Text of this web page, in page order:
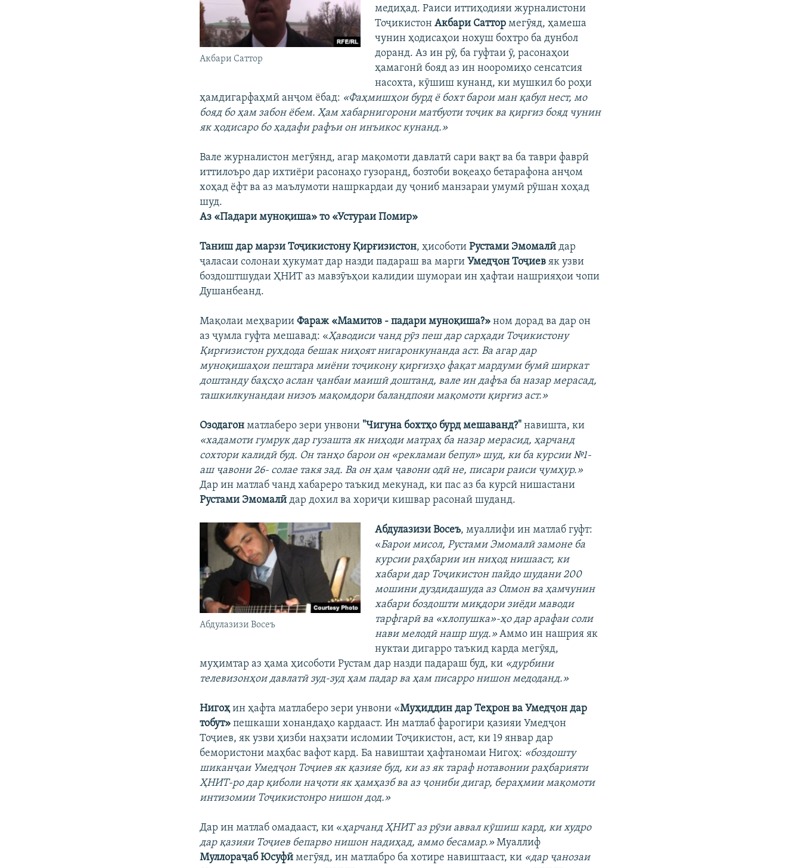
Акбари Саттор
медиҳад. Раиси иттиҳодияи журналистони
Тоҷикистон Акбари Саттормегӯяд, ҳамеша
чунин ҳодисаҳои нохуш бохтро ба дунбол
доранд. Аз ин рӯ, ба гуфтаи ӯ, расонаҳои
ҳамагонӣ бояд аз ин нооромиҳо сенсатсия
насохта, кӯшиш кунанд, ки мушкил бо роҳи
ҳамдигарфаҳмӣ анҷом ёбад: «Фаҳмишҳои бурд ё бохт барои ман қабул нест, мо
бояд бо ҳам забон ёбем. Ҳам хабарнигорони матбуоти тоҷик ва қирғиз бояд чунин
як ҳодисаро бо ҳадафи рафъи он инъикос кунанд.»
Вале журналистон мегӯянд, агар мақомоти давлатӣ сари вақт ва ба таври фаврӣ
иттилоъро дар ихтиёри расонаҳо гузоранд, бозтоби воқеаҳо бетарафона анҷом
хоҳад ёфт ва аз маълумоти нашркардаи ду ҷониб манзараи умумӣ рӯшан хоҳад
шуд.
Аз «Падари муноқиша» то «Устураи Помир»
Таниш дар марзи Тоҷикистону Қирғизистон, ҳисоботиРустами Эмомалӣ дар
ҷаласаи солонаи ҳукумат дар назди падараш ва маргиУмедҷон Тоҷиев як узви
боздоштшудаи ҲНИТ аз мавзӯъҳои калидии шумораи ин ҳафтаи нашрияҳои чопи
Душанбеанд.
Мақолаи меҳварииФараж «Мамитов - падари муноқиша?» ном дорад ва дар он
аз ҷумла гуфта мешавад: «Ҳаводиси чанд рӯз пеш дар сарҳади Тоҷикистону
Қирғизистон рухдода бешак ниҳоят нигаронкунанда аст. Ва агар дар
муноқишаҳои пештара миёни тоҷикону қирғизҳо фақат мардуми бумӣ ширкат
доштанду баҳсҳо аслан ҷанбаи маишӣ доштанд, вале ин дафъа ба назар мерасад,
ташкилкунандаи низоъ мақомдори баландпояи мақомоти қирғиз аст.»
Озодагон матлаберо зери унвони "Чигуна бохтҳо бурд мешаванд?" навишта, ки
«хадамоти гумрук дар гузашта як ниҳоди матраҳ ба назар мерасид, ҳарчанд
сохтори калидӣ буд. Он танҳо барои он «рекламаи бепул» шуд, ки ба курсии №1-
аш ҷавони 26- солае такя зад. Ва он ҳам ҷавони одӣ не, писари раиси ҷумҳур.»
Дар ин матлаб чанд хабареро таъкид мекунад, ки пас аз ба курсӣ нишастани
Рустами Эмомалӣдар дохил ва хориҷи кишвар расонаӣ шуданд.
Абдулазизи Восеъ
Абдулазизи Восеъ, муаллифи ин матлаб гуфт:
«Барои мисол, Рустами Эмомалӣ замоне ба
курсии раҳбарии ин ниҳод нишааст, ки
хабари дар Тоҷикистон пайдо шудани 200
мошини дуздидашуда аз Олмон ва ҳамчунин
хабари боздошти миқдори зиёди маводи
тарфгарӣ ва «хлопушка»-ҳо дар арафаи соли
нави мелодӣ нашр шуд.» Аммо ин нашрия як
нуктаи дигарро таъкид карда мегӯяд,
муҳимтар аз ҳама ҳисоботи Рустам дар назди падараш буд, ки «дурбини
телевизонҳои давлатӣ зуд-зуд ҳам падар ва ҳам писарро нишон медоданд.»
Нигоҳин ҳафта матлаберо зери унвони «Муҳиддин дар Теҳрон ва Умедҷон дар
тобут»пешкаши хонандаҳо кардааст. Ин матлаб фарогири қазияи Умедҷон
Тоҷиев, як узви ҳизби наҳзати исломии Тоҷикистон, аст, ки 19 январ дар
бемористони маҳбас вафот кард. Ба навиштаи ҳафтаномаи Нигоҳ: «боздошту
шиканҷаи Умедҷон Тоҷиев як қазияе буд, ки аз як тараф нотавонии раҳбарияти
ҲНИТ-ро дар қиболи наҷоти як ҳамҳазб ва аз ҷониби дигар, бераҳмии мақомоти
интизомии Тоҷикистонро нишон дод.»
Дар ин матлаб омадааст, ки «ҳарчанд ҲНИТ аз рӯзи аввал кӯшиш кард, ки худро
дар қазияи Тоҷиев бепарво нишон надиҳад, аммо бесамар.» Муаллиф
Муллораҷаб Юсуфӣмегӯяд, ин матлабро ба хотире навиштааст, ки «дар ҷанозаи